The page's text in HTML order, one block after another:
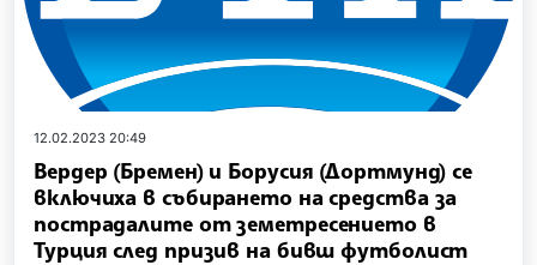
12.02.2023 20:49
Вердер (Бремен) и Борусия (Дортмунд) се
включиха в събирането на средства за
пострадалите от земетресението в
Турция след призив на бивш футболист